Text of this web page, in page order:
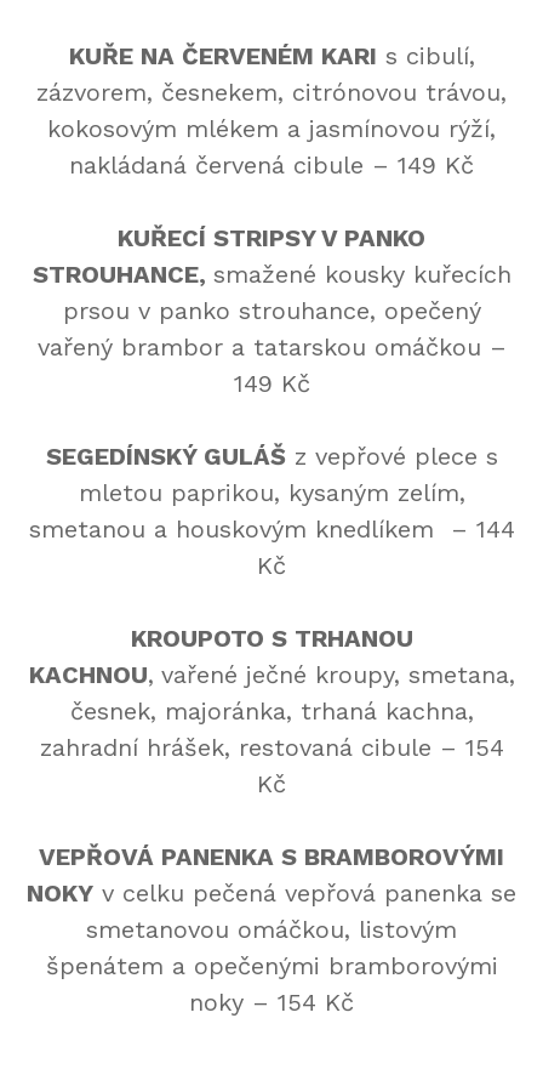
KUŘE NA ČERVENÉM KARI s cibulí,
zázvorem, česnekem, citrónovou trávou,
kokosovým mlékem a jasmínovou rýží,
nakládaná červená cibule – 149 Kč
KUŘECÍ STRIPSY V PANKO
STROUHANCE, smažené kousky kuřecích
prsou v panko strouhance, opečený
vařený brambor a tatarskou omáčkou –
149 Kč
SEGEDÍNSKÝ GULÁŠ z vepřové plece s
mletou paprikou, kysaným zelím,
smetanou a houskovým knedlíkem – 144
Kč
KROUPOTO S TRHANOU
KACHNOU, vařené ječné kroupy, smetana,
česnek, majoránka, trhaná kachna,
zahradní hrášek, restovaná cibule – 154
Kč
VEPŘOVÁ PANENKA S BRAMBOROVÝMI
NOKY v celku pečená vepřová panenka se
smetanovou omáčkou, listovým
špenátem a opečenými bramborovými
noky – 154 Kč